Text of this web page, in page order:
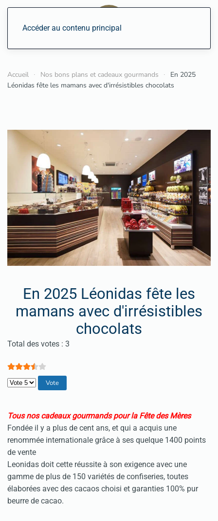
Accéder au contenu principal
Accueil Nos bons plans et cadeaux gourmands
En 2025
Léonidas fête les mamans avec d'irrésistibles chocolats
En 2025 Léonidas fête les
mamans avec d'irrésistibles
chocolats
Vote utilisateur:3.5
Total des votes : 3
Veuillez voter
Tous nos cadeaux gourmands pour la Fête des Mères
Fondée il y a plus de cent ans, et qui a acquis une
renommée internationale grâce à ses quelque 1400 points
de vente
Leonidas doit cette réussite à son exigence avec une
gamme de plus de 150 variétés de confiseries, toutes
élaborées avec des cacaos choisi et garanties 100% pur
beurre de cacao.